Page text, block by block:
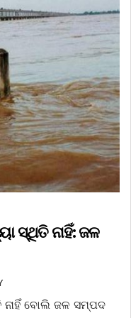
ସ୍ଥିତି ନାହିଁ: ଜଳ
ନାହିଁ ବୋଲି ଜଳ ସମ୍ପଦ